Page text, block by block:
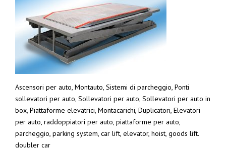
Ascensori per auto, Montauto, Sistemi di parcheggio, Ponti
sollevatori per auto, Sollevatori per auto, Sollevatori per auto in
box, Piattaforme elevatrici, Montacarichi, Duplicatori, Elevatori
per auto, raddoppiatori per auto, piattaforme per auto,
parcheggio, parking system, car lift, elevator, hoist, goods lift.
doubler car